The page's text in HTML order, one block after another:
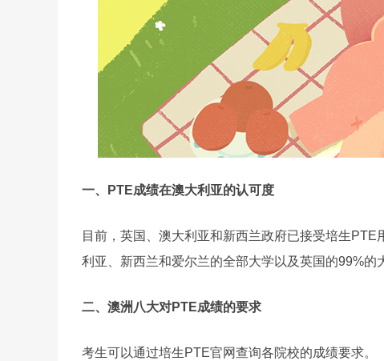
一、PTE成绩在澳大利亚的认可度
目前，英国、澳大利亚和新西兰政府已接受培生
利亚、新西兰和爱尔兰的全部大学以及英国的99%的
二、澳洲八大对PTE成绩的要求
考生可以通过培生PTE官网查询各院校的成绩要求。